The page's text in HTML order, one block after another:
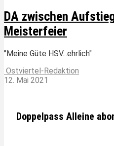
DA zwischen
Meisterfeier
"Meine Güte HSV...ehrlich"
Ostviertel-Redaktion
12. Mai 2021
Doppelpass Alleine